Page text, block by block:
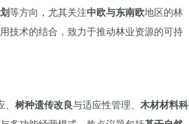
等方向，尤其关注中欧与东南欧地区的林
技术的结合，致力于推动林业资源的可持
树种遗传改良与适应性管理、 木材材料科